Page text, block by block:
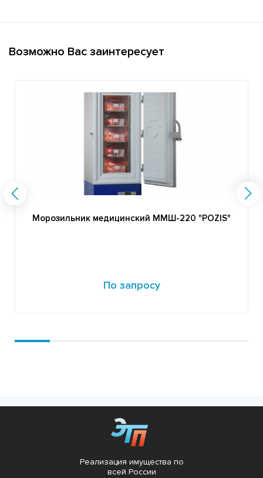
Возможно Вас заинтересует
Морозильник медицинский ММШ-220 "POZIS"
По запросу
Реализация имущества по
всей России